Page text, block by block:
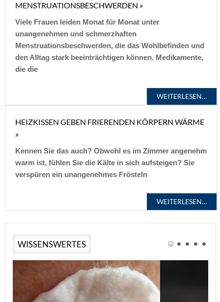
MENSTRUATIONSBESCHWERDEN »
Viele Frauen leiden Monat für Monat unter
unangenehmen und schmerzhaften
Menstruationsbeschwerden, die das Wohlbefinden und
den Alltag stark beeinträchtigen können. Medikamente,
die die
WEITERLESEN…
HEIZKISSEN GEBEN FRIERENDEN KÖRPERN WÄRME
»
Kennen Sie das auch? Obwohl es im Zimmer angenehm
warm ist, fühlen Sie die Kälte in sich aufsteigen? Sie
verspüren ein unangenehmes Frösteln
WEITERLESEN…
WISSENSWERTES